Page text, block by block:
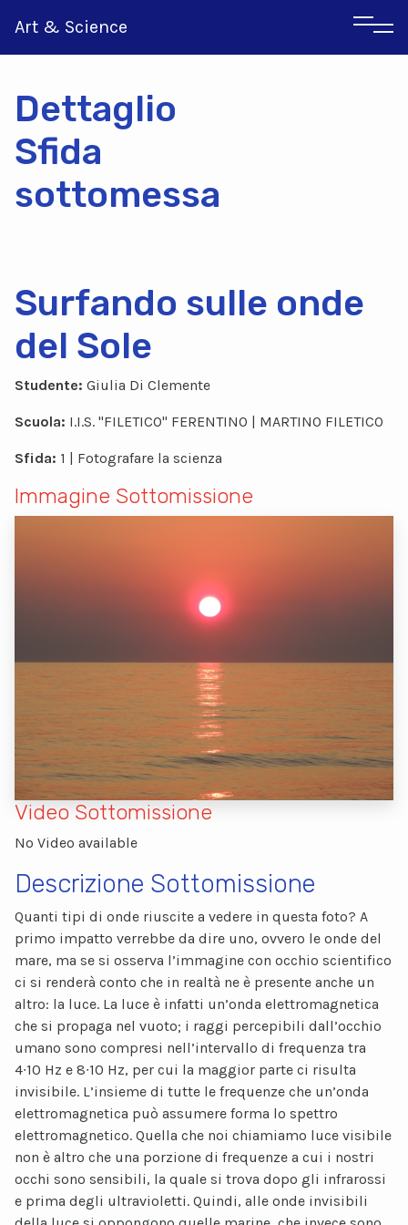
Art & Science
Greco
Dettaglio
Sfida
sottomessa
Surfando sulle onde
del Sole
Studente: Giulia Di Clemente
Scuola: I.I.S. "FILETICO" FERENTINO | MARTINO FILETICO
Sfida: 1 | Fotografare la scienza
Immagine Sottomissione
Video Sottomissione
No Video available
Descrizione Sottomissione
Quanti tipi di onde riuscite a vedere in questa foto? A
primo impatto verrebbe da dire uno, ovvero le onde del
mare, ma se si osserva l’immagine con occhio scientifico
ci si renderà conto che in realtà ne è presente anche un
altro: la luce. La luce è infatti un’onda elettromagnetica
che si propaga nel vuoto; i raggi percepibili dall’occhio
umano sono compresi nell’intervallo di frequenza tra
4∙10 Hz e 8∙10 Hz, per cui la maggior parte ci risulta
invisibile. L’insieme di tutte le frequenze che un’onda
elettromagnetica può assumere forma lo spettro
elettromagnetico. Quella che noi chiamiamo luce visibile
non è altro che una porzione di frequenze a cui i nostri
occhi sono sensibili, la quale si trova dopo gli infrarossi
e prima degli ultravioletti. Quindi, alle onde invisibili